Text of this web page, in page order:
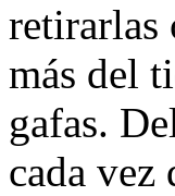
retirarlas
más del
gafas.
cada vez